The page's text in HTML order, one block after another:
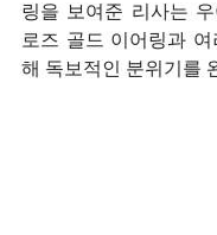
링을 보여준 리사는
로즈 골드 이어링과
해 독보적인 분위기를